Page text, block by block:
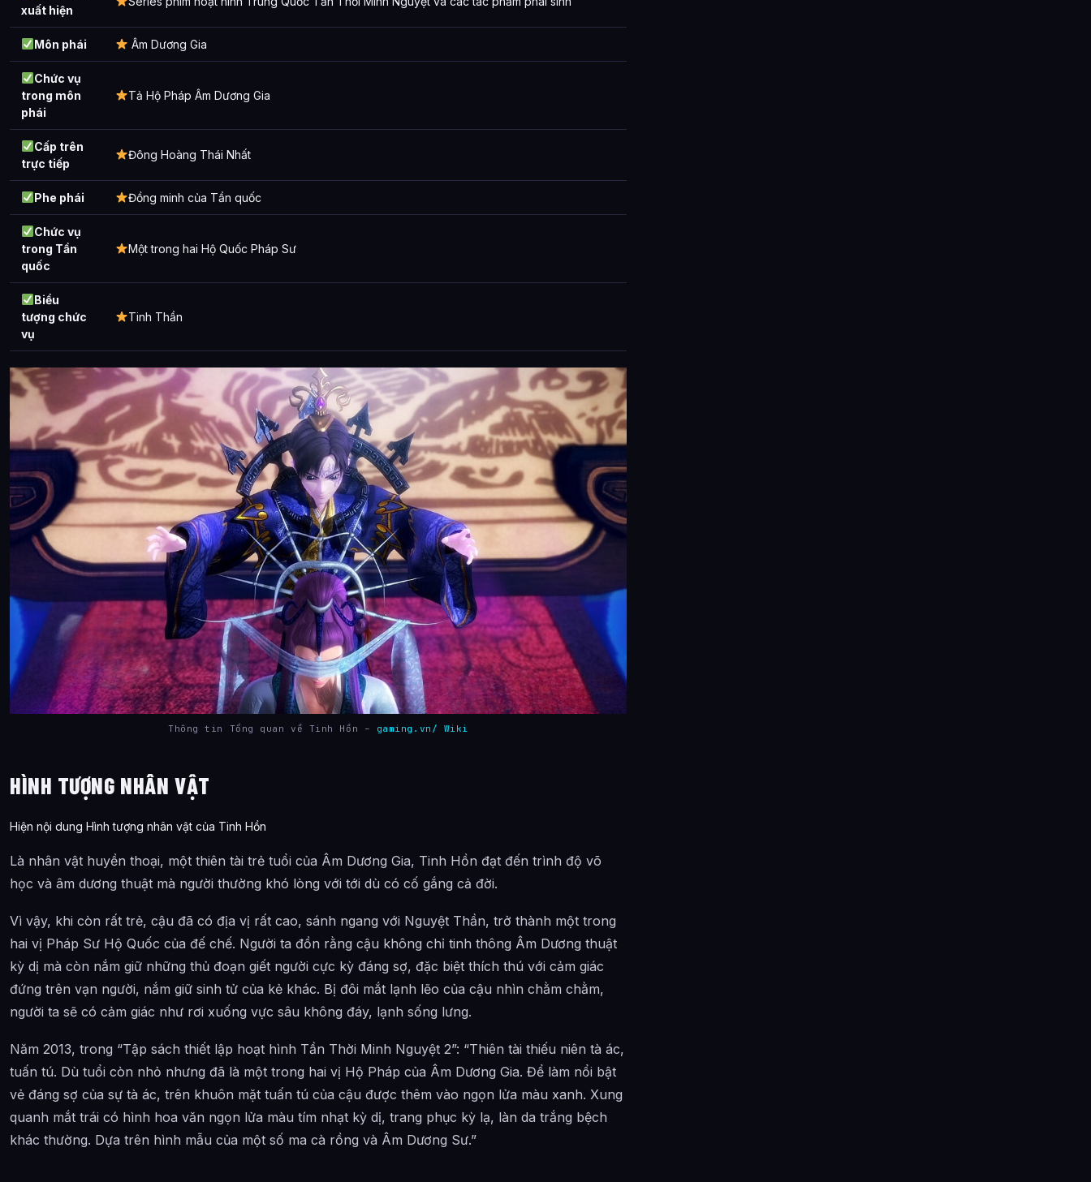
Câu Hỏi Thường Gặp
Cảnh giới tu luyện của Tinh Hồn như thế nào?
Các mối quan hệ quan trọng của Tinh Hồn là gì?
Thông tin về Tinh Hồn được tổng hợp từ đâu?
xuất hiện
Môn phái Âm Dương Gia
Chức vụ
trong môn
phái
Tả Hộ Pháp Âm Dương Gia
Cấp trên
trực tiếp
Đông Hoàng Thái Nhất
Phe phái Đồng minh của Tần quốc
Chức vụ
trong Tần
quốc
Một trong hai Hộ Quốc Pháp Sư
Biểu
tượng chức
vụ
Tinh Thần
Thông tin Tổng quan về Tinh Hồn – gaming.vn/ Wiki
HÌNH TƯỢNG NHÂN VẬT
Hiện nội dung Hình tượng nhân vật của Tinh Hồn
Là nhân vật huyền thoại, một thiên tài trẻ tuổi của Âm Dương Gia, Tinh Hồn đạt đến trình độ võ
học và âm dương thuật mà người thường khó lòng với tới dù có cố gắng cả đời.
Vì vậy, khi còn rất trẻ, cậu đã có địa vị rất cao, sánh ngang với Nguyệt Thần, trở thành một trong
hai vị Pháp Sư Hộ Quốc của đế chế. Người ta đồn rằng cậu không chỉ tinh thông Âm Dương thuật
kỳ dị mà còn nắm giữ những thủ đoạn giết người cực kỳ đáng sợ, đặc biệt thích thú với cảm giác
đứng trên vạn người, nắm giữ sinh tử của kẻ khác. Bị đôi mắt lạnh lẽo của cậu nhìn chằm chằm,
người ta sẽ có cảm giác như rơi xuống vực sâu không đáy, lạnh sống lưng.
Năm 2013, trong “Tập sách thiết lập hoạt hình Tần Thời Minh Nguyệt 2”: “Thiên tài thiếu niên tà ác,
tuấn tú. Dù tuổi còn nhỏ nhưng đã là một trong hai vị Hộ Pháp của Âm Dương Gia. Để làm nổi bật
vẻ đáng sợ của sự tà ác, trên khuôn mặt tuấn tú của cậu được thêm vào ngọn lửa màu xanh. Xung
quanh mắt trái có hình hoa văn ngọn lửa màu tím nhạt kỳ dị, trang phục kỳ lạ, làn da trắng bệch
khác thường. Dựa trên hình mẫu của một số ma cà rồng và Âm Dương Sư.”